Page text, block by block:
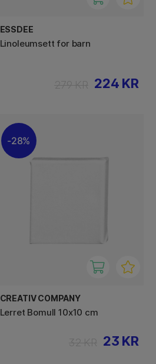
ESSDEE
Linoleumsett for barn
224 KR
28%
CREATIV COMPANY
Lerret Bomull 10x10 cm
23 KR